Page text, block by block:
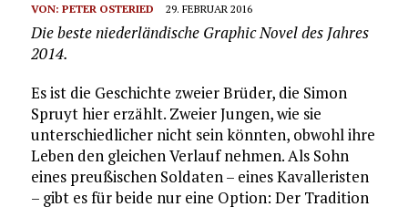
VON: PETER OSTERIED 29. FEBRUAR 2016
Die beste niederländische Graphic Novel des Jahres
2014.
Es ist die Geschichte zweier Brüder, die Simon
Spruyt hier erzählt. Zweier Jungen, wie sie
unterschiedlicher nicht sein könnten, obwohl ihre
Leben den gleichen Verlauf nehmen. Als Sohn
eines preußischen Soldaten – eines Kavalleristen
– gibt es für beide nur eine Option: Der Tradition